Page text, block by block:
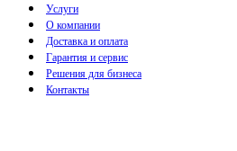
Услуги
О компании
Доставка и оплата
Гарантия и сервис
Решения для бизнеса
Контакты